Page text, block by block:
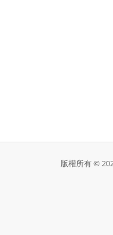
版權所有 ©